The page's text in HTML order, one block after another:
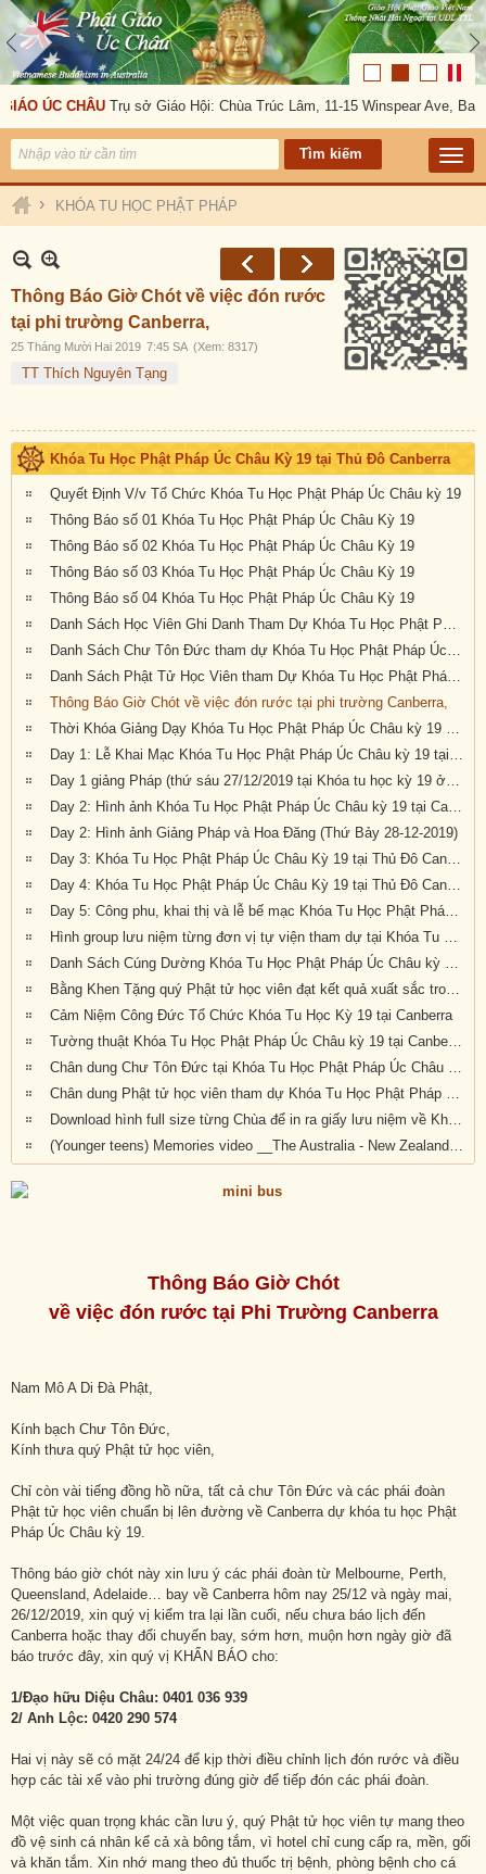
ÚC CHÂU Trụ sở Giáo Hội: Chùa Trúc Lâm, 11-15 Winspear Ave,
› KHÓA TU HỌC PHẬT PHÁP
Thông Báo Giờ Chót về việc đón rước
tại phi trường Canberra,
25 Tháng Mười Hai 2019 7:45 SA (Xem: 8317)
TT Thích Nguyên Tạng
Khóa Tu Học Phật Pháp Úc Châu Kỳ 19 tại Thủ Đô Canberra
Quyết Định V/v Tổ Chức Khóa Tu Học Phật Pháp Úc Châu kỳ 19
Thông Báo số 01 Khóa Tu Học Phật Pháp Úc Châu Kỳ 19
Thông Báo số 02 Khóa Tu Học Phật Pháp Úc Châu Kỳ 19
Thông Báo số 03 Khóa Tu Học Phật Pháp Úc Châu Kỳ 19
Thông Báo số 04 Khóa Tu Học Phật Pháp Úc Châu Kỳ 19
Danh Sách Học Viên Ghi Danh Tham Dự Khóa Tu Học Phật Pháp Úc Châu Kỳ 19
Danh Sách Chư Tôn Đức tham dự Khóa Tu Học Phật Pháp Úc Châu kỳ 19 tại Canberra
Danh Sách Phật Tử Học Viên tham Dự Khóa Tu Học Phật Pháp Úc Châu Kỳ 19 tại Canberra
Thông Báo Giờ Chót về việc đón rước tại phi trường Canberra,
Thời Khóa Giảng Dạy Khóa Tu Học Phật Pháp Úc Châu kỳ 19 tại Canberra
Day 1: Lễ Khai Mạc Khóa Tu Học Phật Pháp Úc Châu kỳ 19 tại Canberra, Úc Châu (Thứ Sáu 27-12-2019)
Day 1 giảng Pháp (thứ sáu 27/12/2019 tại Khóa tu học kỳ 19 ở Canberra)
Day 2: Hình ảnh Khóa Tu Học Phật Pháp Úc Châu kỳ 19 tại Canberra, Úc Châu (Thứ Bảy 28-12-2019)
Day 2: Hình ảnh Giảng Pháp và Hoa Đăng (Thứ Bảy 28-12-2019)
Day 3: Khóa Tu Học Phật Pháp Úc Châu Kỳ 19 tại Thủ Đô Canberra
Day 4: Khóa Tu Học Phật Pháp Úc Châu Kỳ 19 tại Thủ Đô Canberra
Day 5: Công phu, khai thị và lễ bế mạc Khóa Tu Học Phật Pháp Úc Châu kỳ 19 tại Canberra (Thứ Ba, 31/12/2019)
Hình group lưu niệm từng đơn vị tự viện tham dự tại Khóa Tu Học Phật Pháp Úc Châu kỳ 19 tại Canberra
Danh Sách Cúng Dường Khóa Tu Học Phật Pháp Úc Châu kỳ 19 (2019) tại Canberra
Bằng Khen Tặng quý Phật tử học viên đạt kết quả xuất sắc trong kỳ thi cuối khóa
Cảm Niệm Công Đức Tổ Chức Khóa Tu Học Kỳ 19 tại Canberra
Tường thuật Khóa Tu Học Phật Pháp Úc Châu kỳ 19 tại Canberra
Chân dung Chư Tôn Đức tại Khóa Tu Học Phật Pháp Úc Châu kỳ 19
Chân dung Phật tử học viên tham dự Khóa Tu Học Phật Pháp Úc Châu kỳ 19 tại Canberra
Download hình full size từng Chùa để in ra giấy lưu niệm về Khóa Tu Học Phật Pháp Úc Châu Kỳ 20 (2019) tại Canberra, Úc Châu
(Younger teens) Memories video __The Australia - New Zealand 19th National Summer Retreat in Canberra (27-31 Dec 2019)
Thông Báo Giờ Chót
về việc đón rước tại Phi Trường Canberra
Nam Mô A Di Đà Phật,
Kính bạch Chư Tôn Đức,
Kính thưa quý Phật tử học viên,
Chỉ còn vài tiếng đồng hồ nữa, tất cả chư Tôn Đức và các phái đoàn
Phật tử học viên chuẩn bị lên đường về Canberra dự khóa tu học Phật
Pháp Úc Châu kỳ 19.
Thông báo giờ chót này xin lưu ý các phái đoàn từ Melbourne, Perth,
Queensland, Adelaide… bay về Canberra hôm nay 25/12 và ngày mai,
26/12/2019, xin quý vị kiểm tra lại lần cuối, nếu chưa báo lịch đến
Canberra hoặc thay đổi chuyến bay, sớm hơn, muộn hơn ngày giờ đã
báo trước đây, xin quý vị KHẨN BÁO cho:
1/Đạo hữu Diệu Châu: 0401 036 939
2/ Anh Lộc: 0420 290 574
Hai vị này sẽ có mặt 24/24 để kịp thời điều chỉnh lịch đón rước và điều
hợp các tài xế vào phi trường đúng giờ để tiếp đón các phái đoàn.
Một việc quan trọng khác cần lưu ý, quý Phật tử học viên tự mang theo
đồ vệ sinh cá nhân kể cả xà bông tắm, vì hotel chỉ cung cấp ra, mền, gối
và khăn tắm. Xin nhớ mang theo đủ thuốc trị bệnh, phòng bệnh cho cá